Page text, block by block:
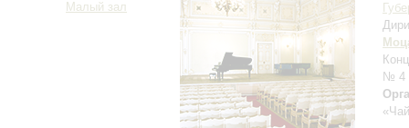
Малый зал
№ 4